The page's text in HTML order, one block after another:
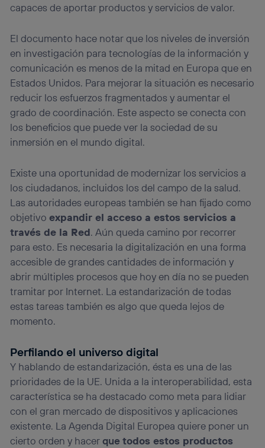
capaces de aportar productos y servicios de valor.
El documento hace notar que los niveles de inversión
en investigación para tecnologías de la información y
comunicación es menos de la mitad en Europa que en
Estados Unidos. Para mejorar la situación es necesario
reducir los esfuerzos fragmentados y aumentar el
grado de coordinación. Este aspecto se conecta con
los beneficios que puede ver la sociedad de su
inmersión en el mundo digital.
Existe una oportunidad de modernizar los servicios a
los ciudadanos, incluidos los del campo de la salud.
Las autoridades europeas también se han fijado como
objetivoexpandir el acceso a estos servicios a
través de la Red. Aún queda camino por recorrer
para esto. Es necesaria la digitalización en una forma
accesible de grandes cantidades de información y
abrir múltiples procesos que hoy en día no se pueden
tramitar por Internet. La estandarización de todas
estas tareas también es algo que queda lejos de
momento.
Perfilando el universo digital
Y hablando de estandarización, ésta es una de las
prioridades de la UE. Unida a la interoperabilidad, esta
característica se ha destacado como meta para lidiar
con el gran mercado de dispositivos y aplicaciones
existente. La Agenda Digital Europea quiere poner un
cierto orden y hacerque todos estos productos